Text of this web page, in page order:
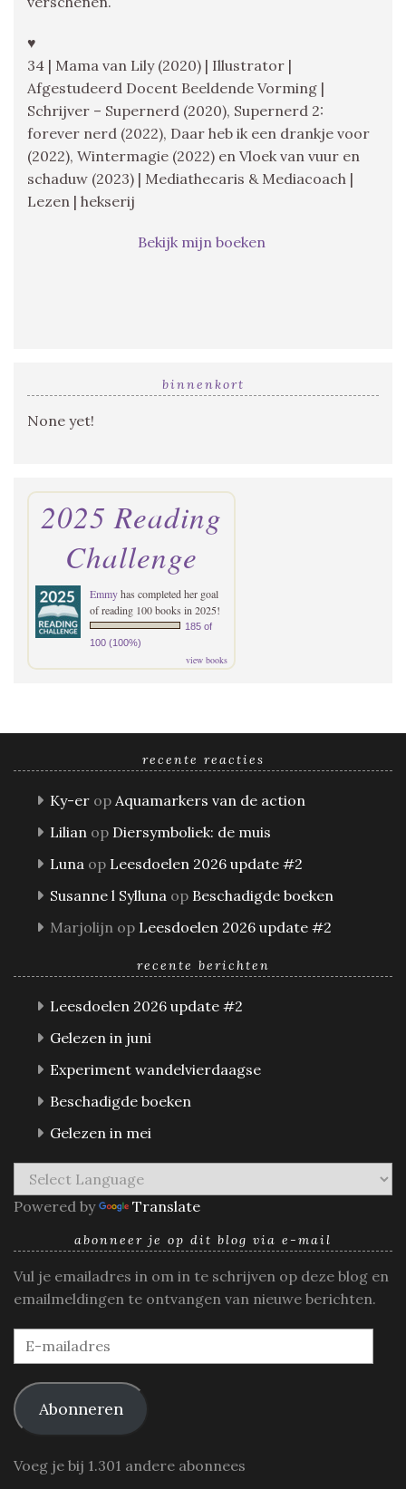
♥
34 | Mama van Lily (2020) | Illustrator |
Afgestudeerd Docent Beeldende Vorming |
Schrijver – Supernerd (2020), Supernerd 2:
forever nerd (2022), Daar heb ik een drankje voor
(2022), Wintermagie (2022) en Vloek van vuur en
schaduw (2023) | Mediathecaris & Mediacoach |
Lezen | hekserij
Bekijk mijn boeken
binnenkort
None yet!
2025 Reading
Challenge
Emmyhas completed her goal
of reading 100 books in 2025!
185 of
100 (100%)
view books
recente reacties
Ky-er op Aquamarkers van de action
Lilian op Diersymboliek: de muis
Luna op Leesdoelen 2026 update #2
Susanne l Sylluna op Beschadigde boeken
Marjolijn op Leesdoelen 2026 update #2
recente berichten
Leesdoelen 2026 update #2
Gelezen in juni
Experiment wandelvierdaagse
Beschadigde boeken
Gelezen in mei
Powered by Translate
abonneer je op dit blog via e-mail
Vul je emailadres in om in te schrijven op deze blog en
emailmeldingen te ontvangen van nieuwe berichten.
E-
mailadres
Abonneren
Voeg je bij 1.301 andere abonnees